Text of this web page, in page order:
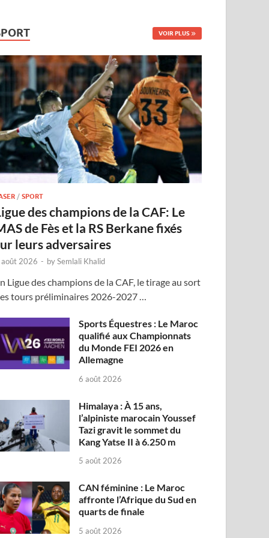
VOIR PLUS
/SPORT
des champions de la CAF: Le
de Fès et la RS Berkane fixés
leurs adversaires
2026 - bySemlali Khalid
Ligue des champions de la CAF, le tirage au sort
tours préliminaires 2026-2027 …
Sports Équestres : Le Maroc
qualifié aux Championnats
du Monde FEI 2026 en
Allemagne
6 août 2026
Himalaya : À 15 ans,
l’alpiniste marocain Youssef
Tazi gravit le sommet du
Kang Yatse II à 6.250 m
5 août 2026
CAN féminine : Le Maroc
affronte l’Afrique du Sud en
quarts de finale
5 août 2026